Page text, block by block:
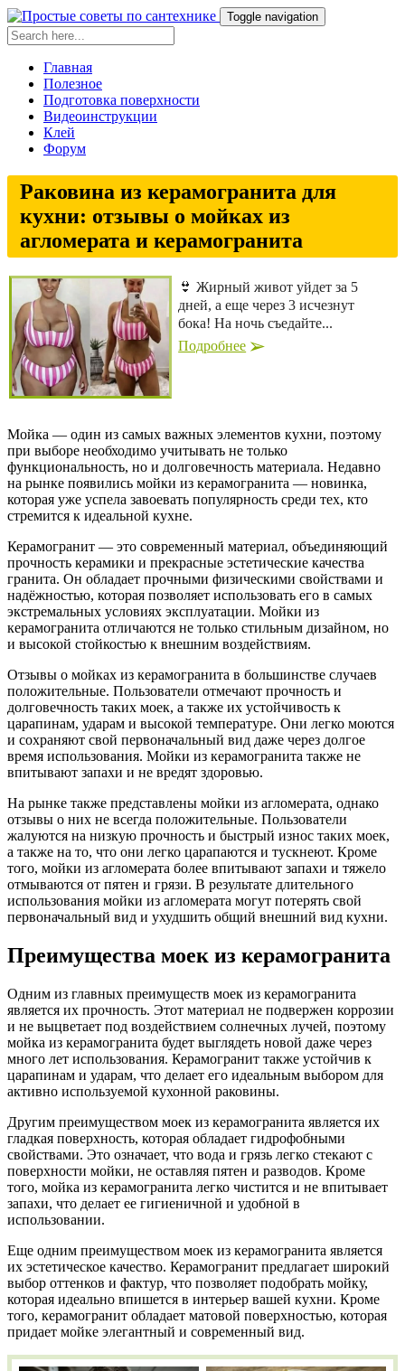
Toggle navigation
Главная
Полезное
Подготовка поверхности
Видеоинструкции
Клей
Форум
Раковина из керамогранита для
кухни: отзывы о мойках из
агломерата и керамогранита
👙 Жирный живот уйдет за 5
дней, а еще через 3 исчезнут
бока! На ночь съедайте...
Подробнее
Мойка — один из самых важных элементов кухни, поэтому
при выборе необходимо учитывать не только
функциональность, но и долговечность материала. Недавно
на рынке появились мойки из керамогранита — новинка,
которая уже успела завоевать популярность среди тех, кто
стремится к идеальной кухне.
Керамогранит — это современный материал, объединяющий
прочность керамики и прекрасные эстетические качества
гранита. Он обладает прочными физическими свойствами и
надёжностью, которая позволяет использовать его в самых
экстремальных условиях эксплуатации. Мойки из
керамогранита отличаются не только стильным дизайном, но
и высокой стойкостью к внешним воздействиям.
Отзывы о мойках из керамогранита в большинстве случаев
положительные. Пользователи отмечают прочность и
долговечность таких моек, а также их устойчивость к
царапинам, ударам и высокой температуре. Они легко моются
и сохраняют свой первоначальный вид даже через долгое
время использования. Мойки из керамогранита также не
впитывают запахи и не вредят здоровью.
На рынке также представлены мойки из агломерата, однако
отзывы о них не всегда положительные. Пользователи
жалуются на низкую прочность и быстрый износ таких моек,
а также на то, что они легко царапаются и тускнеют. Кроме
того, мойки из агломерата более впитывают запахи и тяжело
отмываются от пятен и грязи. В результате длительного
использования мойки из агломерата могут потерять свой
первоначальный вид и ухудшить общий внешний вид кухни.
Преимущества моек из керамогранита
Одним из главных преимуществ моек из керамогранита
является их прочность. Этот материал не подвержен коррозии
и не выцветает под воздействием солнечных лучей, поэтому
мойка из керамогранита будет выглядеть новой даже через
много лет использования. Керамогранит также устойчив к
царапинам и ударам, что делает его идеальным выбором для
активно используемой кухонной раковины.
Другим преимуществом моек из керамогранита является их
гладкая поверхность, которая обладает гидрофобными
свойствами. Это означает, что вода и грязь легко стекают с
поверхности мойки, не оставляя пятен и разводов. Кроме
того, мойка из керамогранита легко чистится и не впитывает
запахи, что делает ее гигиеничной и удобной в
использовании.
Еще одним преимуществом моек из керамогранита является
их эстетическое качество. Керамогранит предлагает широкий
выбор оттенков и фактур, что позволяет подобрать мойку,
которая идеально впишется в интерьер вашей кухни. Кроме
того, керамогранит обладает матовой поверхностью, которая
придает мойке элегантный и современный вид.